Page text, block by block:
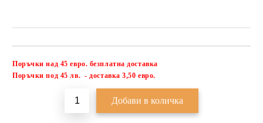
Поръчки над 45 евро. безплатна доставка
Поръчки под 45 лв. - доставка 3,50 евро.